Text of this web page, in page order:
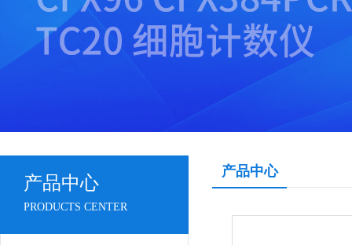
产品中心
PRODUCTS CENTER
产品中心